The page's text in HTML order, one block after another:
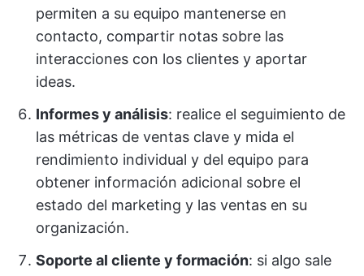
permiten a su equipo mantenerse en
contacto, compartir notas sobre las
interacciones con los clientes y aportar
ideas.
Informes y análisis: realice el seguimiento de
las métricas de ventas clave y mida el
rendimiento individual y del equipo para
obtener información adicional sobre el
estado del marketing y las ventas en su
organización.
Soporte al cliente y formación: si algo sale